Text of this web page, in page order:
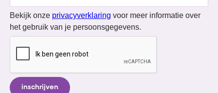
Bekijk onze privacyverklaring voor meer informatie over
het gebruik van je persoonsgegevens.